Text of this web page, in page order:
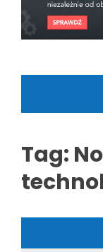
Tag: